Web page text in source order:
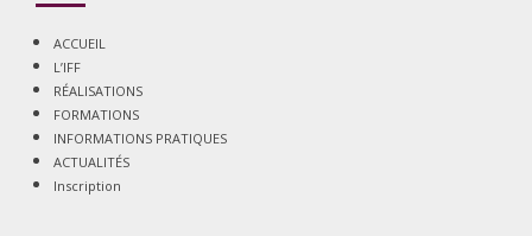
ACCUEIL
L’IFF
RÉALISATIONS
FORMATIONS
INFORMATIONS PRATIQUES
ACTUALITÉS
Inscription